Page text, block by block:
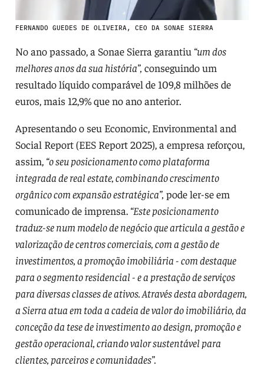
FERNANDO GUEDES DE OLIVEIRA, CEO DA SONAE SIERRA
No ano passado, a Sonae Sierra garantiu “um dos
melhores anos da sua história”, conseguindo um
resultado líquido comparável de 109,8 milhões de
euros, mais 12,9% que no ano anterior.
Apresentando o seu Economic, Environmental and
Social Report (EES Report 2025), a empresa reforçou,
assim, “o seu posicionamento como plataforma
integrada de real estate, combinando crescimento
orgânico com expansão estratégica”, pode ler-se em
comunicado de imprensa. “Este posicionamento
traduz-se num modelo de negócio que articula a gestão e
valorização de centros comerciais, com a gestão de
investimentos, a promoção imobiliária - com destaque
para o segmento residencial - e a prestação de serviços
para diversas classes de ativos. Através desta abordagem,
a Sierra atua em toda a cadeia de valor do imobiliário, da
conceção da tese de investimento ao design, promoção e
gestão operacional, criando valor sustentável para
clientes, parceiros e comunidades”.